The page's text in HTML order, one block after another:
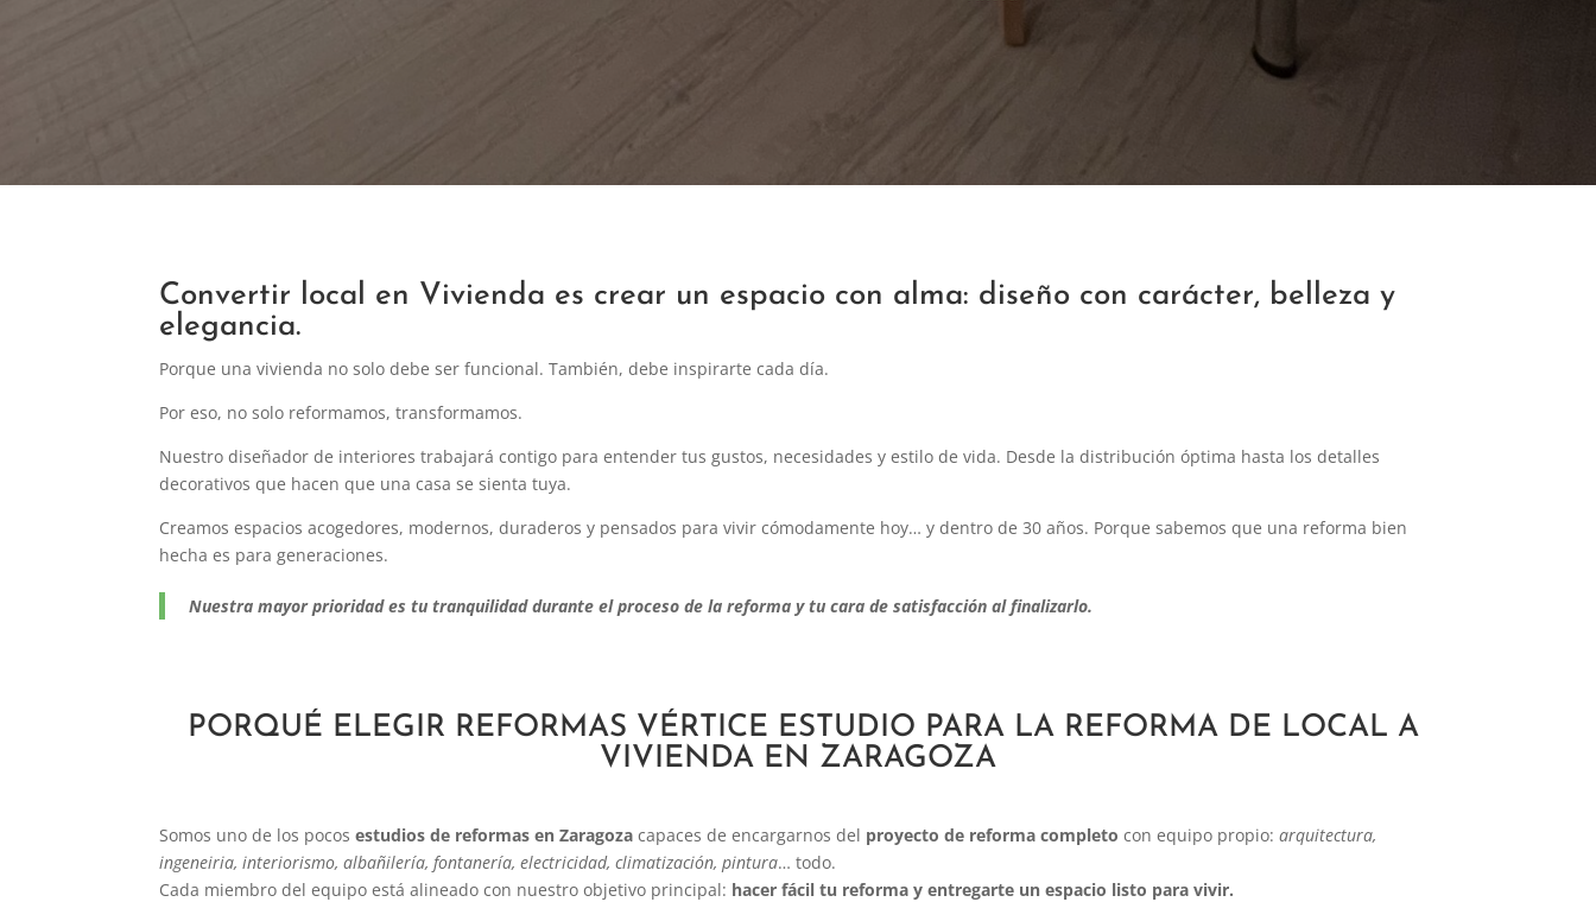
Convertir local en Vivienda es crear un espacio con alma: diseño con carácter, belleza y
elegancia.
Porque una vivienda no solo debe ser funcional. También, debe inspirarte cada día.
Por eso, no solo reformamos, transformamos.
Nuestro diseñador de interiores trabajará contigo para entender tus gustos, necesidades y estilo de vida. Desde la distribución óptima hasta los detalles
decorativos que hacen que una casa se sienta tuya.
Creamos espacios acogedores, modernos, duraderos y pensados para vivir cómodamente hoy… y dentro de 30 años. Porque sabemos que una reforma bien
hecha es para generaciones.
Nuestra mayor prioridad es tu tranquilidad durante el proceso de la reforma y tu cara de satisfacción al finalizarlo.
PORQUÉ ELEGIR REFORMAS VÉRTICE ESTUDIO PARA LA REFORMA DE LOCAL A
VIVIENDA EN ZARAGOZA
Somos uno de los pocosestudios de reformas en Zaragoza capaces de encargarnos del proyecto de reforma completo con equipo propio:arquitectura,
ingeneiria, interiorismo, albañilería, fontanería, electricidad, climatización, pintura… todo.
Cada miembro del equipo está alineado con nuestro objetivo principal: hacer fácil tu reforma y entregarte un espacio listo para vivir.